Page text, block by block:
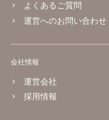
よくあるご質問
運営へのお問い合わせ
会社情報
運営会社
採用情報